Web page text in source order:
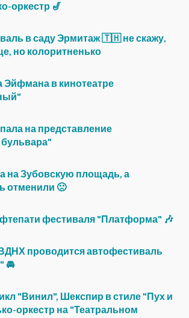
оркестр 🎷
в саду Эрмитаж 🇹🇭 не скажу,
но колоритненько
Эйфмана в кинотеатре
на представление
на Зубовскую площадь, а
отменили 🙁
фестиваля "Платформа" 🎶
проводится автофестиваль
🚘
"Винил", Шекспир в стиле "Пух и
оркестр на "Театральном